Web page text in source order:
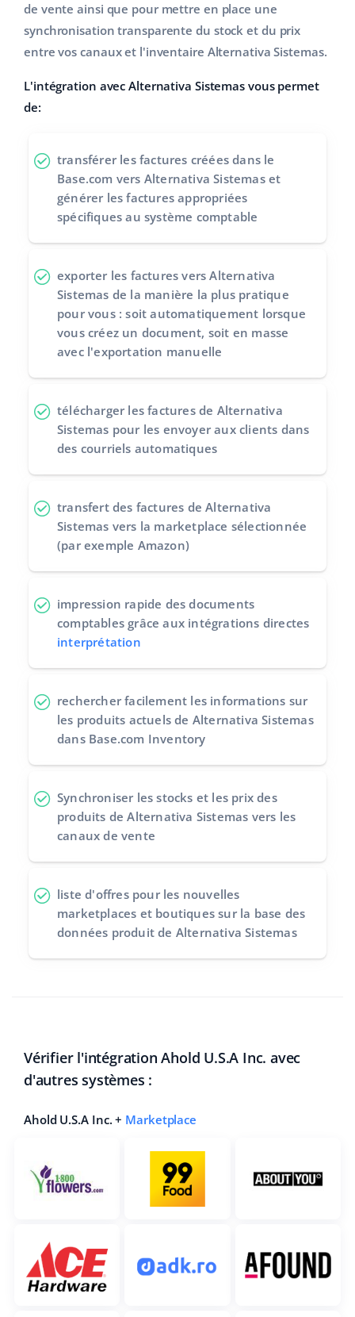
de vente ainsi que pour mettre en place une
synchronisation transparente du stock et du prix
entre vos canaux et l'inventaire Alternativa Sistemas.
L'intégration avec Alternativa Sistemas vous permet
de:
transférer les factures créées dans le
Base.com vers Alternativa Sistemas et
générer les factures appropriées
spécifiques au système comptable
exporter les factures vers Alternativa
Sistemas de la manière la plus pratique
pour vous : soit automatiquement lorsque
vous créez un document, soit en masse
avec l'exportation manuelle
télécharger les facturesde Alternativa
Sistemas pour les envoyer aux clients dans
des courriels automatiques
transfert des factures de Alternativa
Sistemas vers la marketplace sélectionnée
(par exemple Amazon)
impression rapide des documents
comptables grâce aux intégrations directes
interprétation
rechercher facilement les informations sur
les produits actuelsde Alternativa Sistemas
dans Base.com Inventory
Synchroniser les stocks et les prix des
produits de Alternativa Sistemas vers les
canaux de vente
liste d'offrespour les nouvelles
marketplaces et boutiques sur la base des
données produit de Alternativa Sistemas
Vérifier l'intégration Ahold U.S.A Inc. avec
d'autres systèmes :
Ahold U.S.A Inc. + Marketplace